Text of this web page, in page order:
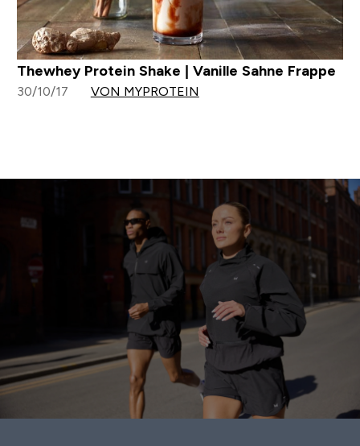
Thewhey Protein Shake | Vanille Sahne Frappe
30/10/17 VON MYPROTEIN